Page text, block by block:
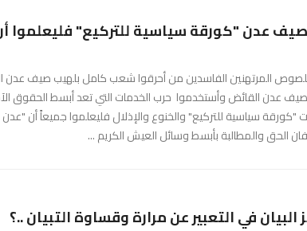
عدن "كورقة سياسية للتركيع" فليعلموا
المرتهنين الفاسدين من أحرقوا شعب كامل بلهيب صيف عدن
عدن القائض وأستخدموا حرب الخدمات التي تعد أبسط الحقوق
"كورقة سياسية للتركيع" والخنوع والإذلال فليعلموا جميعاً أن
الحق والمطالبة بأبسط وسائل العيش الكريم ...
في التعبير عن مرارة وقساوة التبيان ..؟